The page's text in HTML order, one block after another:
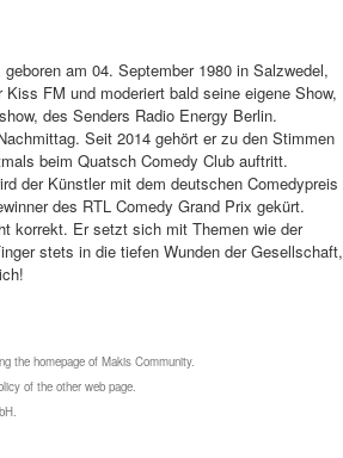
am 04. September 1980 in Salzwedel,
FM und moderiert bald seine eigene Show,
des Senders Radio Energy Berlin.
Seit 2014 gehört er zu den Stimmen
beim Quatsch Comedy Club auftritt.
der Künstler mit dem deutschen Comedypreis
des RTL Comedy Grand Prix gekürt.
korrekt. Er setzt sich mit Themen wie der
stets in die tiefen Wunden der Gesellschaft,
the homepage of Makis Community.
of the other web page.